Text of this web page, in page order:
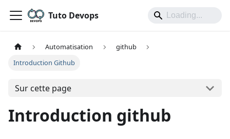
Tuto Devops
Automatisation
github
Introduction Github
Sur cette page
Introduction github